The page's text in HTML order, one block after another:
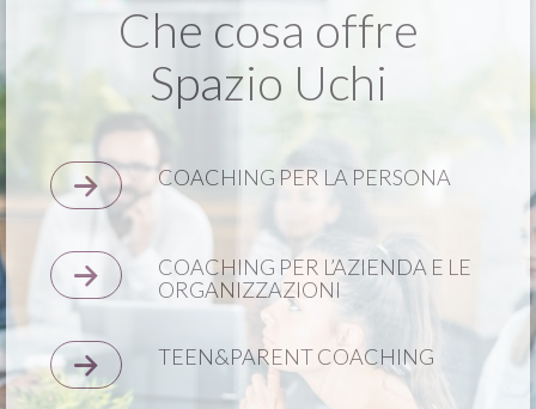
Che cosa offre
Spazio Uchi
COACHING PER LA PERSONA
COACHING PER L’AZIENDA E LE
ORGANIZZAZIONI
TEEN&PARENT COACHING